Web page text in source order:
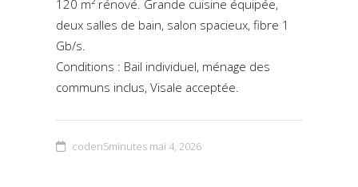
120 m² rénové. Grande cuisine équipée,
deux salles de bain, salon spacieux, fibre 1
Gb/s.
Conditions : Bail individuel, ménage des
communs inclus, Visale acceptée.
coden5minutes mai 4, 2026